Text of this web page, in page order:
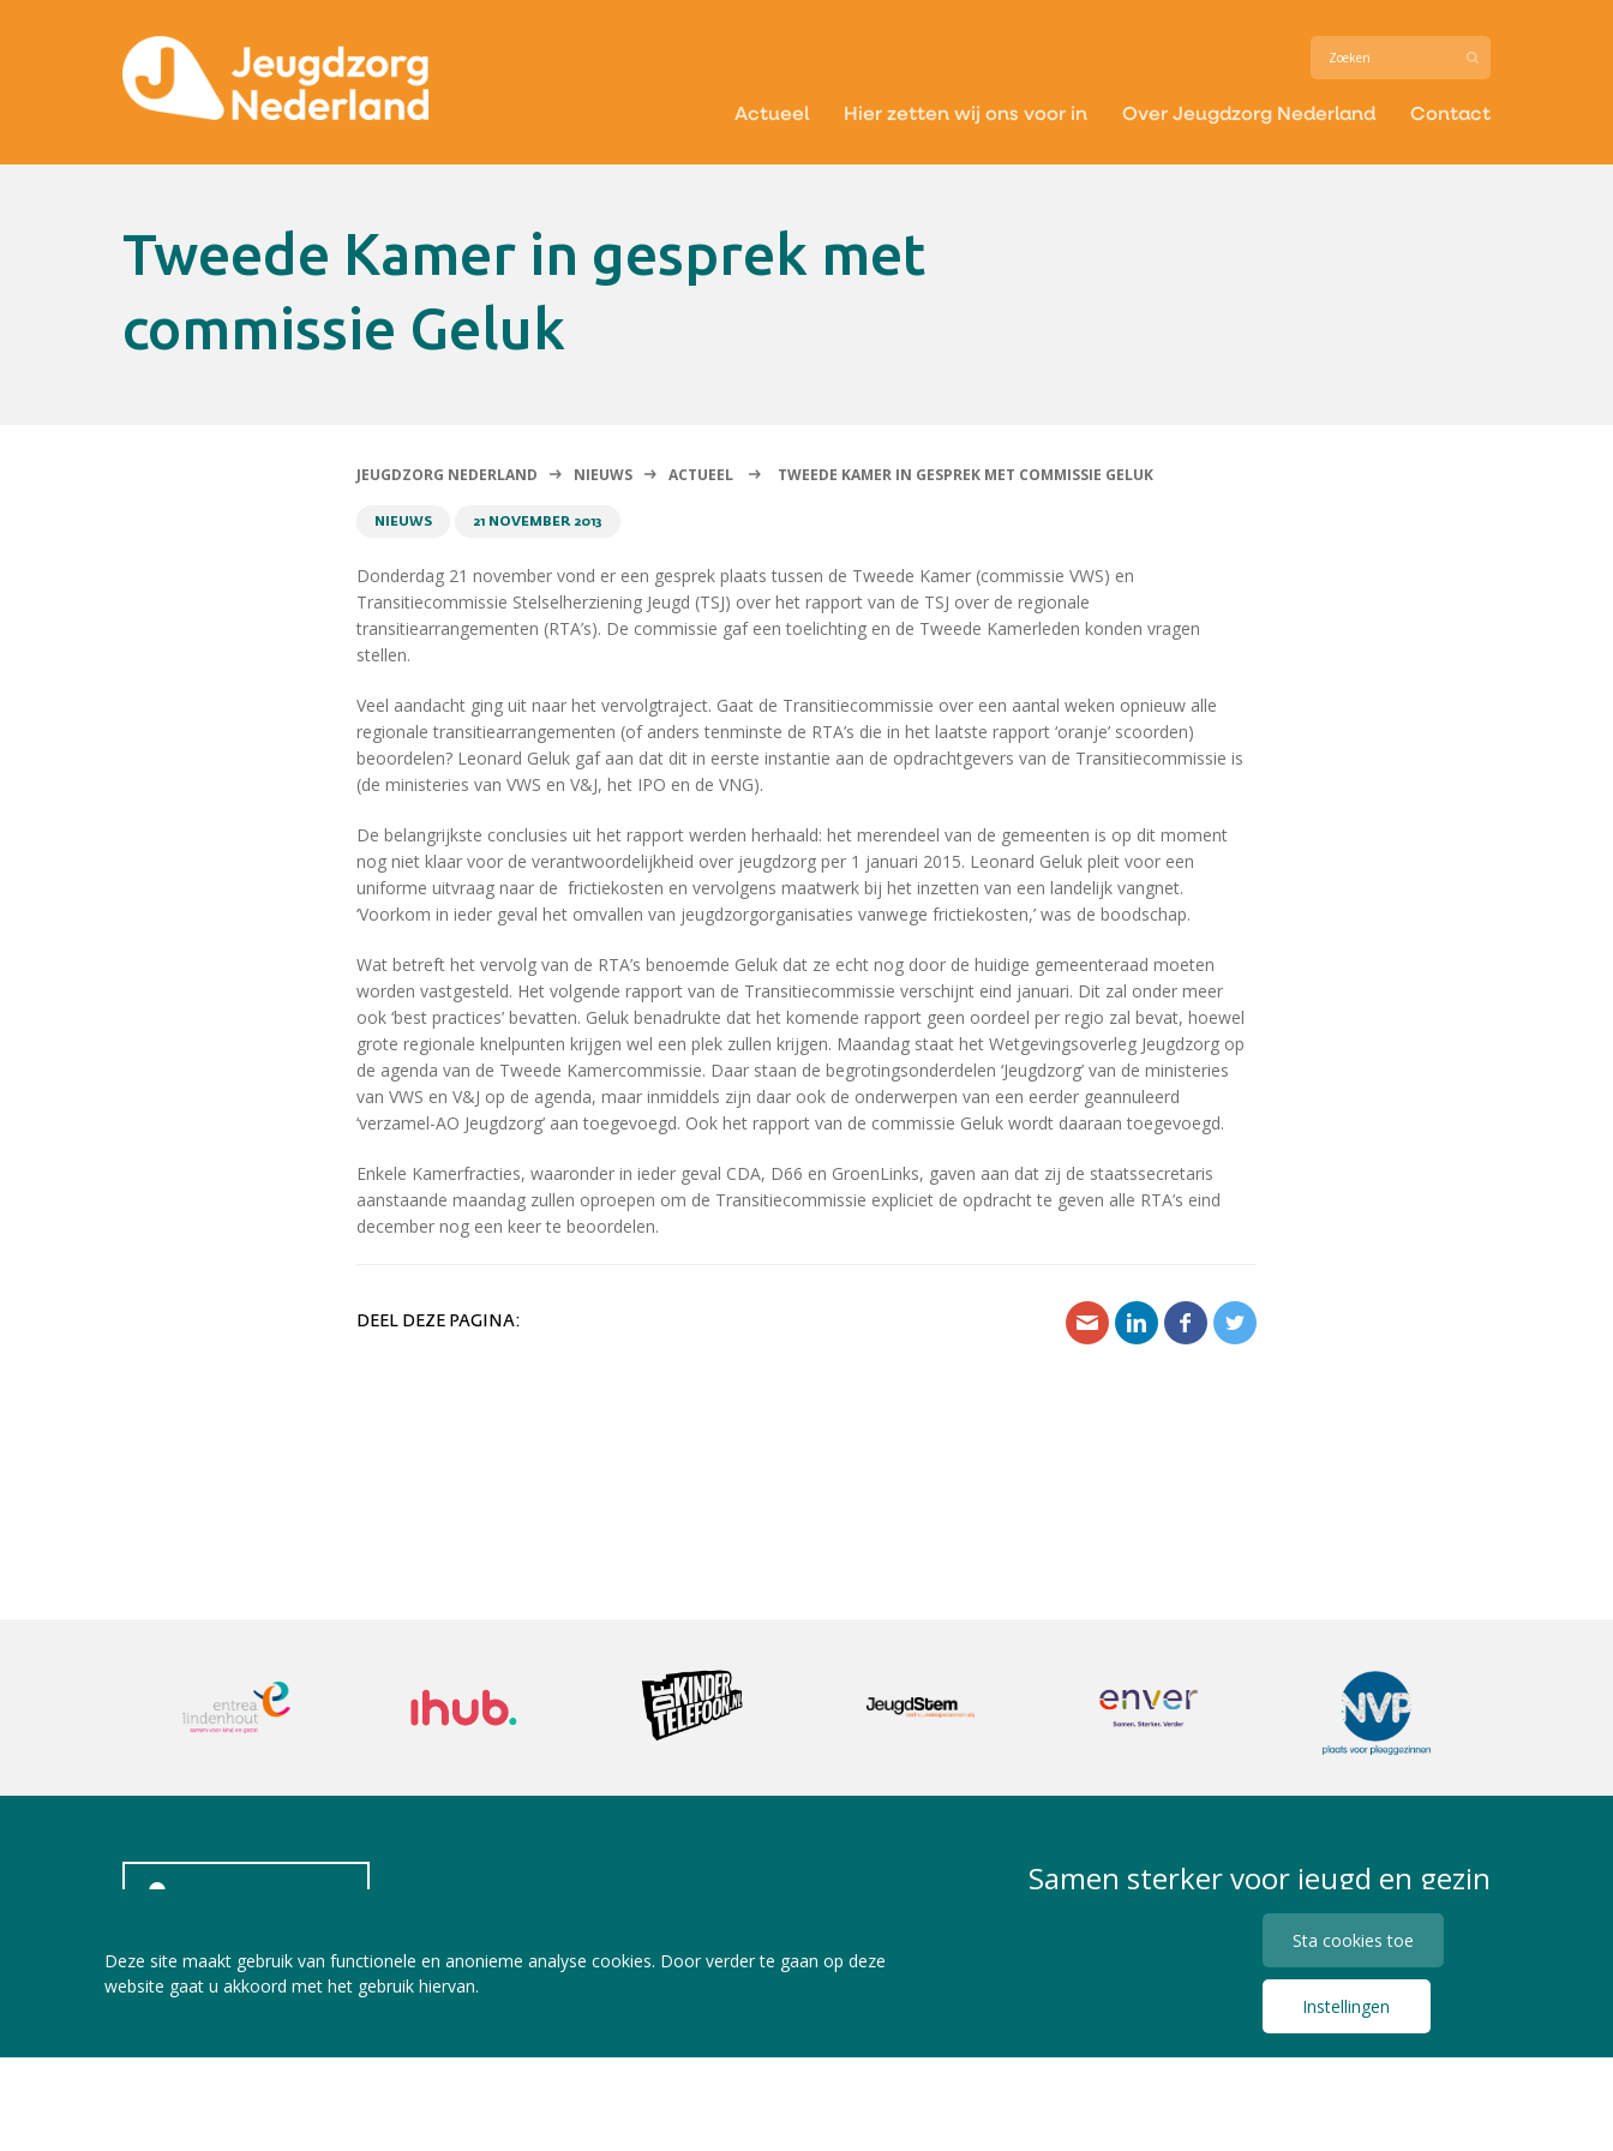
Actueel Hier zetten wij ons voor in Over Jeugdzorg Nederland Contact
Tweede Kamer in gesprek met
commissie Geluk
JEUGDZORG NEDERLAND NIEUWS ACTUEEL TWEEDE KAMER IN GESPREK MET COMMISSIE GELUK
NIEUWS 21 NOVEMBER 2013
Donderdag 21 november vond er een gesprek plaats tussen de Tweede Kamer (commissie VWS) en
Transitiecommissie Stelselherziening Jeugd (TSJ) over het rapport van de TSJ over de regionale
transitiearrangementen (RTA’s). De commissie gaf een toelichting en de Tweede Kamerleden konden vragen
stellen.
Veel aandacht ging uit naar het vervolgtraject. Gaat de Transitiecommissie over een aantal weken opnieuw alle
regionale transitiearrangementen (of anders tenminste de RTA’s die in het laatste rapport ‘oranje’ scoorden)
beoordelen? Leonard Geluk gaf aan dat dit in eerste instantie aan de opdrachtgevers van de Transitiecommissie is
(de ministeries van VWS en V&J, het IPO en de VNG).
De belangrijkste conclusies uit het rapport werden herhaald: het merendeel van de gemeenten is op dit moment
nog niet klaar voor de verantwoordelijkheid over jeugdzorg per 1 januari 2015. Leonard Geluk pleit voor een
uniforme uitvraag naar de frictiekosten en vervolgens maatwerk bij het inzetten van een landelijk vangnet.
‘Voorkom in ieder geval het omvallen van jeugdzorgorganisaties vanwege frictiekosten,’ was de boodschap.
Wat betreft het vervolg van de RTA’s benoemde Geluk dat ze echt nog door de huidige gemeenteraad moeten
worden vastgesteld. Het volgende rapport van de Transitiecommissie verschijnt eind januari. Dit zal onder meer
ook ‘best practices’ bevatten. Geluk benadrukte dat het komende rapport geen oordeel per regio zal bevat, hoewel
grote regionale knelpunten krijgen wel een plek zullen krijgen. Maandag staat het Wetgevingsoverleg Jeugdzorg op
de agenda van de Tweede Kamercommissie. Daar staan de begrotingsonderdelen ‘Jeugdzorg’ van de ministeries
van VWS en V&J op de agenda, maar inmiddels zijn daar ook de onderwerpen van een eerder geannuleerd
‘verzamel-AO Jeugdzorg’ aan toegevoegd. Ook het rapport van de commissie Geluk wordt daaraan toegevoegd.
Enkele Kamerfracties, waaronder in ieder geval CDA, D66 en GroenLinks, gaven aan dat zij de staatssecretaris
aanstaande maandag zullen oproepen om de Transitiecommissie expliciet de opdracht te geven alle RTA’s eind
december nog een keer te beoordelen.
DEEL DEZE PAGINA:
Samen sterker voor jeugd en gezin
Privacy Statement Algemene Voorwaarden
Deze site maakt gebruik van functionele en anonieme analyse cookies. Door verder te gaan op deze
website gaat u akkoord met het gebruik hiervan.
Sta cookies toe
Instellingen